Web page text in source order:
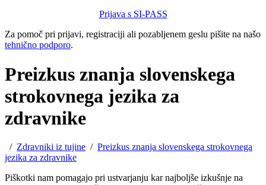
Prijava s SI-PASS
Za pomoč pri prijavi, registraciji ali pozabljenem geslu pišite na našo
tehnično podporo.
Preizkus znanja slovenskega
strokovnega jezika za
zdravnike
/ Zdravniki iz tujine / Preizkus znanja slovenskega strokovnega
jezika za zdravnike
Piškotki nam pomagajo pri ustvarjanju kar najboljše izkušnje na